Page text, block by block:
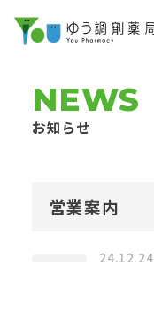
NEWS
お知らせ
営業案内
24.12.24